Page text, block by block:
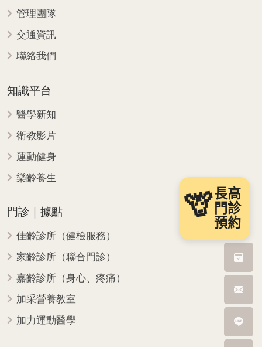
🦒長高
門診
預約
管理團隊
交通資訊
聯絡我們
知識平台
醫學新知
衛教影片
運動健身
樂齡養生
門診｜據點
佳齡診所（健檢服務）
家齡診所（聯合門診）
嘉齡診所（身心、疼痛）
加采營養教室
加力運動醫學